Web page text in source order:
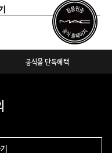
공식몰 단독혜택